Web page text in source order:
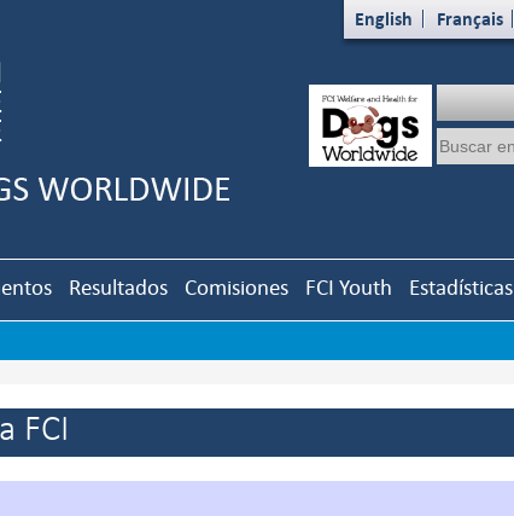
English Français
Resultados Comisiones FCI Youth Estadísticas
FCI